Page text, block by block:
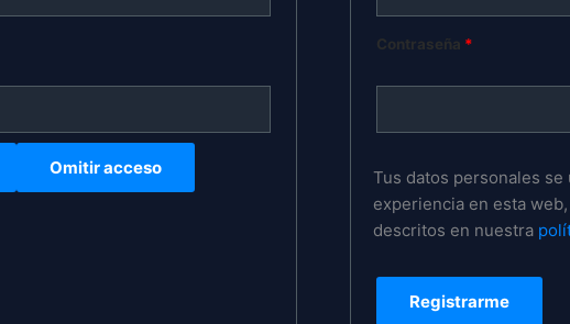
Omitir acceso
Contraseña *
Tus datos personales
experiencia en esta
descritos en nuestra
Registrarme